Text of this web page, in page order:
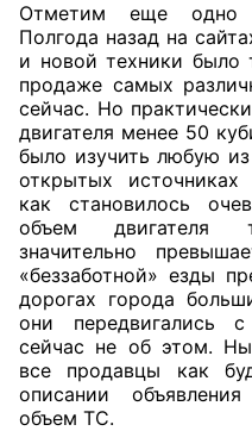
Отметим еще одно
Полгода назад на
и новой техники было
продаже самых
сейчас. Но
двигателя менее 50
было изучить любую
открытых
как становилось
объем двигателя
значительно
«беззаботной» езды
дорогах города
они передвигались
сейчас не об этом.
все продавцы как
описании
объем ТС.